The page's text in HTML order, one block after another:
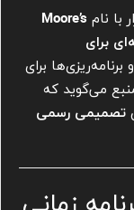
با نام Moore’s
برای
و برنامه‌ریزی‌ها برای
می‌گوید که
تصمیمی رسمی